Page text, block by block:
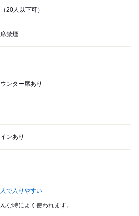
20人以下可）
禁煙
ンター席あり
ンあり
で入りやすい
な時によく使われます。